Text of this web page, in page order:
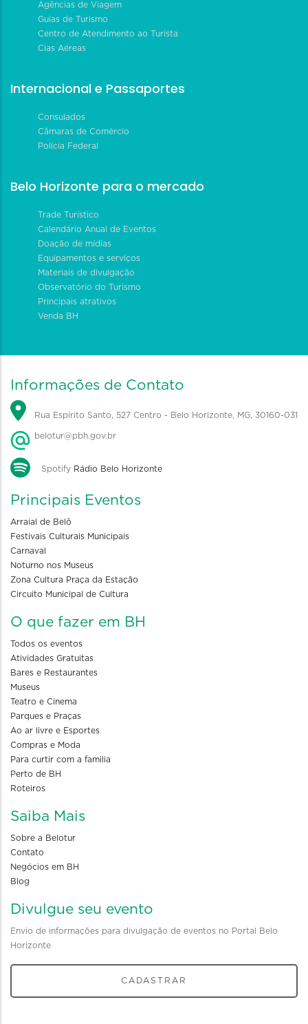
Agências de Viagem
Guias de Turismo
Centro de Atendimento ao Turista
Cias Aéreas
Internacional e Passaportes
Consulados
Câmaras de Comércio
Polícia Federal
Belo Horizonte para o mercado
Trade Turístico
Calendário Anual de Eventos
Doação de mídias
Equipamentos e serviços
Materiais de divulgação
Observatório do Turismo
Principais atrativos
Venda BH
Informações de Contato
Rua Espírito Santo, 527 Centro - Belo Horizonte, MG, 30160-031
belotur@pbh.gov.br
Spotify Rádio Belo Horizonte
Principais Eventos
Arraial de Belô
Festivais Culturais Municipais
Carnaval
Noturno nos Museus
Zona Cultura Praça da Estação
Circuito Municipal de Cultura
O que fazer em BH
Todos os eventos
Atividades Gratuitas
Bares e Restaurantes
Museus
Teatro e Cinema
Parques e Praças
Ao ar livre e Esportes
Compras e Moda
Para curtir com a familia
Perto de BH
Roteiros
Saiba Mais
Sobre a Belotur
Contato
Negócios em BH
Blog
Divulgue seu evento
Envio de informações para divulgação de eventos no Portal Belo
Horizonte
CADASTRAR